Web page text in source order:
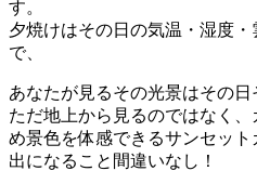
す。
夕焼けはその日の気温・湿度
で、
あなたが見るその光景はその
ただ地上から見るのではなく
め景色を体感できるサンセッ
出になること間違いなし！